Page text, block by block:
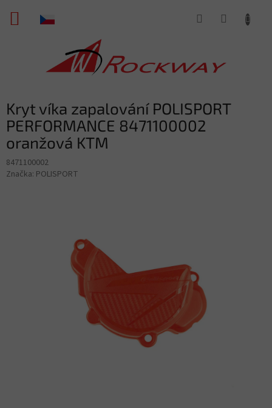
obsah
NÁKUPNÍ
Kryt víka zapalování POLISPORT
PERFORMANCE 8471100002
oranžová KTM
8471100002
Značka: POLISPORT